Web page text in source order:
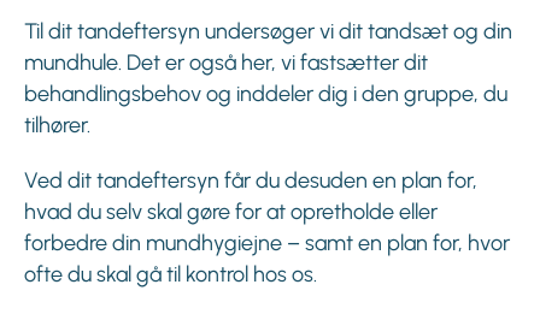
Til dit tandeftersyn undersøger vi dit tandsæt og din
mundhule. Det er også her, vi fastsætter dit
behandlingsbehov og inddeler dig i den gruppe, du
tilhører.
Ved dit tandeftersyn får du desuden en plan for,
hvad du selv skal gøre for at opretholde eller
forbedre din mundhygiejne – samt en plan for, hvor
ofte du skal gå til kontrol hos os.